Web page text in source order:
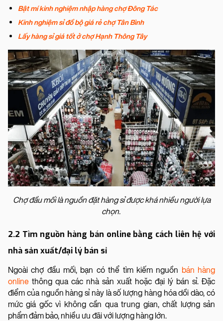
Bật mí kinh nghiệm nhập hàng chợ Đông Tác
Kinh nghiệm sỉ đồ bộ giá rẻ chợ Tân Bình
Lấy hàng sỉ giá tốt ở chợ Hạnh Thông Tây
Chợ đầu mối là nguồn đặt hàng sỉ được khá nhiều người lựa
chọn.
2.2 Tìm nguồn hàng bán online bằng cách liên hệ với
nhà sản xuất/đại lý bán sỉ
Ngoài chợ đầu mối, bạn có thể tìm kiếm nguồn bán hàng
online thông qua các nhà sản xuất hoặc đại lý bán sỉ. Đặc
điểm của nguồn hàng sỉ này là số lượng hàng hóa dồi dào, có
mức giá gốc vì không cần qua trung gian, chất lượng sản
phẩm đảm bảo, nhiều ưu đãi với lượng hàng lớn.